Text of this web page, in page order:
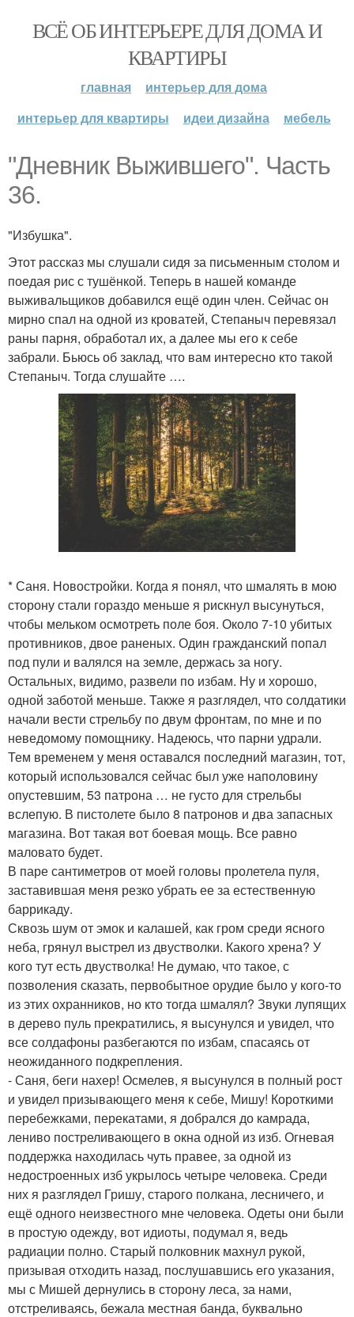
ВСЁ ОБ ИНТЕРЬЕРЕ ДЛЯ ДОМА И
КВАРТИРЫ
главная
интерьер для дома
интерьер для квартиры
идеи дизайна мебель
"Дневник Выжившего". Часть
36.
"Избушка".
Этот рассказ мы слушали сидя за письменным столом и
поедая рис с тушёнкой. Теперь в нашей команде
выживальщиков добавился ещё один член. Сейчас он
мирно спал на одной из кроватей, Степаныч перевязал
раны парня, обработал их, а далее мы его к себе
забрали. Бьюсь об заклад, что вам интересно кто такой
Степаныч. Тогда слушайте ….
* Саня. Новостройки. Когда я понял, что шмалять в мою
сторону стали гораздо меньше я рискнул высунуться,
чтобы мельком осмотреть поле боя. Около 7-10 убитых
противников, двое раненых. Один гражданский попал
под пули и валялся на земле, держась за ногу.
Остальных, видимо, развели по избам. Ну и хорошо,
одной заботой меньше. Также я разглядел, что солдатики
начали вести стрельбу по двум фронтам, по мне и по
неведомому помощнику. Надеюсь, что парни удрали.
Тем временем у меня оставался последний магазин, тот,
который использовался сейчас был уже наполовину
опустевшим, 53 патрона … не густо для стрельбы
вслепую. В пистолете было 8 патронов и два запасных
магазина. Вот такая вот боевая мощь. Все равно
маловато будет.
В паре сантиметров от моей головы пролетела пуля,
заставившая меня резко убрать ее за естественную
баррикаду.
Сквозь шум от эмок и калашей, как гром среди ясного
неба, грянул выстрел из двустволки. Какого хрена? У
кого тут есть двустволка! Не думаю, что такое, с
позволения сказать, первобытное орудие было у кого-то
из этих охранников, но кто тогда шмалял? Звуки лупящих
в дерево пуль прекратились, я высунулся и увидел, что
все солдафоны разбегаются по избам, спасаясь от
неожиданного подкрепления.
- Саня, беги нахер! Осмелев, я высунулся в полный рост
и увидел призывающего меня к себе, Мишу! Короткими
перебежками, перекатами, я добрался до камрада,
лениво постреливающего в окна одной из изб. Огневая
поддержка находилась чуть правее, за одной из
недостроенных изб укрылось четыре человека. Среди
них я разглядел Гришу, старого полкана, лесничего, и
ещё одного неизвестного мне человека. Одеты они были
в простую одежду, вот идиоты, подумал я, ведь
радиации полно. Старый полковник махнул рукой,
призывая отходить назад, послушавшись его указания,
мы с Мишей дернулись в сторону леса, за нами,
отстреливаясь, бежала местная банда, буквально